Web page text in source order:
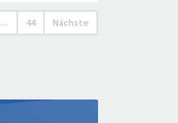
… 44 Nächste